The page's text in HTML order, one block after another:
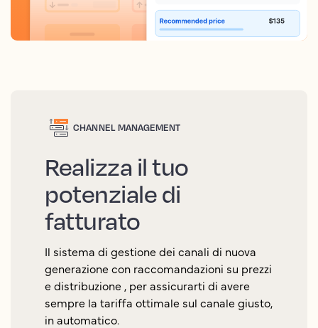
CHANNEL MANAGEMENT
Realizza il tuo
potenziale di
fatturato
Il sistema di gestione dei canali di nuova
generazione con raccomandazioni su prezzi
e distribuzione , per assicurarti di avere
sempre la tariffa ottimale sul canale giusto,
in automatico.